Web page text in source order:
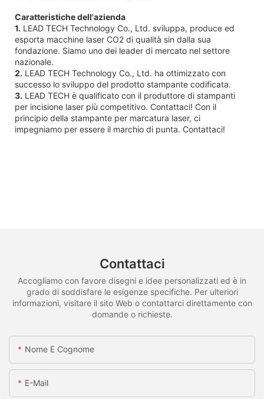
Caratteristiche dell'azienda
1. LEAD TECH Technology Co., Ltd. sviluppa, produce ed
esporta macchine laser CO2 di qualità sin dalla sua
fondazione. Siamo uno dei leader di mercato nel settore
nazionale.
2. LEAD TECH Technology Co., Ltd. ha ottimizzato con
successo lo sviluppo del prodotto stampante codificata.
3. LEAD TECH è qualificato con il produttore di stampanti
per incisione laser più competitivo. Contattaci! Con il
principio della stampante per marcatura laser, ci
impegniamo per essere il marchio di punta. Contattaci!
Contattaci
Accogliamo con favore disegni e idee personalizzati ed è in
grado di soddisfare le esigenze specifiche. Per ulteriori
informazioni, visitare il sito Web o contattarci direttamente con
domande o richieste.
Nome E Cognome
E-Mail